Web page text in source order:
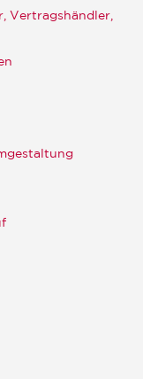
Vertragshändler,